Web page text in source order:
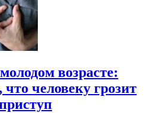
возрасте:
человеку грозит